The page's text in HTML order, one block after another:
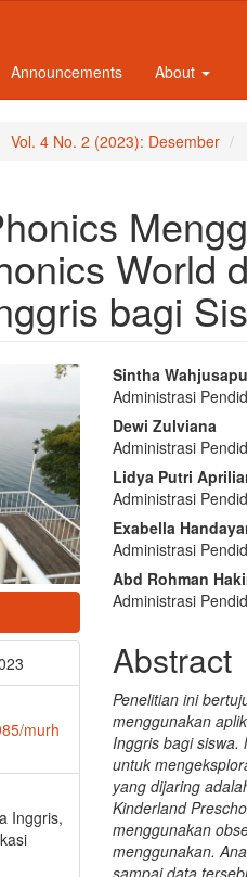
Announcements About
Vol. 4 No. 2 (2023): Desember
World
bagi
murh
Inggris,
Main
Article
Content
Sintha
Administrasi
Dewi Zulviana
Administrasi
Lidya Putri
Administrasi
Exabella
Administrasi
Abd Rohman
Administrasi
Abstract
Penelitian ini
menggunakan
Inggris bagi siswa.
untuk
yang dijaring
Kinderland
menggunakan
menggunakan.
sampai data